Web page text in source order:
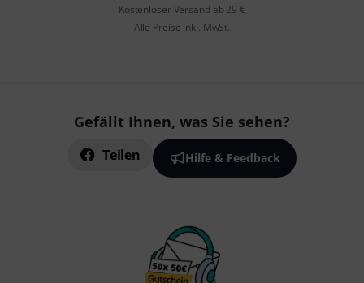
Kostenloser Versand ab 29 €
Alle Preise inkl. MwSt.
Gefällt Ihnen, was Sie sehen?
Teilen Hilfe & Feedback